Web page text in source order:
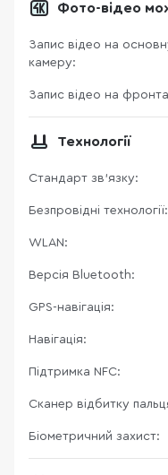
Фото-відео
Запис відео на
камеру:
Запис відео на
Технології
Стандарт зв'язку:
Безпровідні технології:
WLAN:
Версія Bluetooth:
GPS-навігація:
Навігація:
Підтримка NFC:
Сканер відбитку
Біометричний захист: